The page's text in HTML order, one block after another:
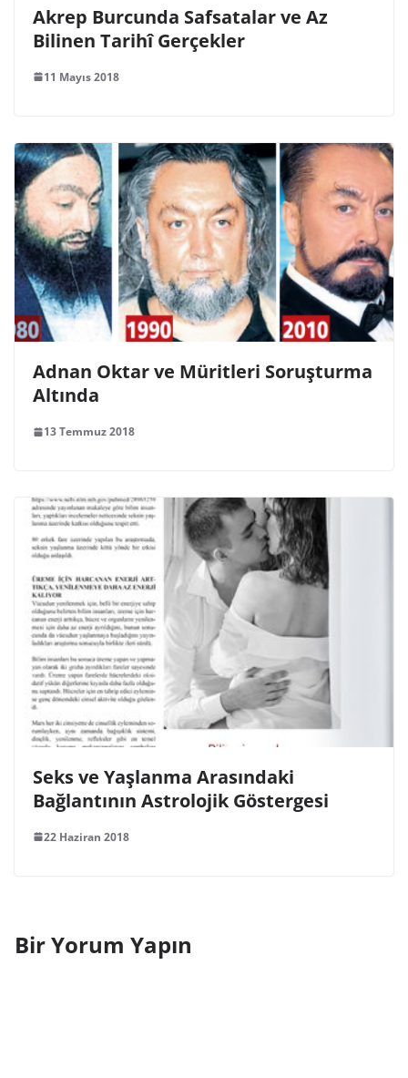
Akrep Burcunda Safsatalar ve Az
Bilinen Tarihî Gerçekler
11 Mayıs 2018
Adnan Oktar ve Müritleri Soruşturma
Altında
13 Temmuz 2018
Seks ve Yaşlanma Arasındaki
Bağlantının Astrolojik Göstergesi
22 Haziran 2018
Bir Yorum Yapın